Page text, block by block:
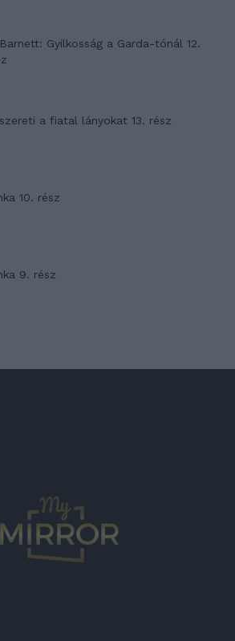
Gyilkosság a Garda-tónál 12.
a fiatal lányokat 13. rész
10. rész
9. rész